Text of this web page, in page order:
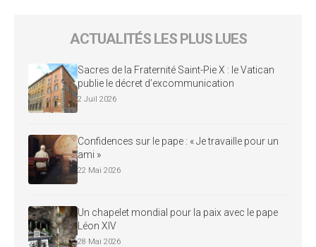
ACTUALITÉS LES PLUS LUES
Sacres de la Fraternité Saint-Pie X : le Vatican
publie le décret d’excommunication
2 Juil 2026
Confidences sur le pape : « Je travaille pour un
ami »
22 Mai 2026
Un chapelet mondial pour la paix avec le pape
Léon XIV
28 Mai 2026